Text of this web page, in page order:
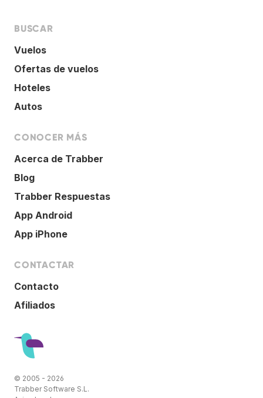
BUSCAR
Vuelos
Ofertas de vuelos
Hoteles
Autos
CONOCER MÁS
Acerca de Trabber
Blog
Trabber Respuestas
App Android
App iPhone
CONTACTAR
Contacto
Afiliados
© 2005 - 2026
Trabber Software S.L.